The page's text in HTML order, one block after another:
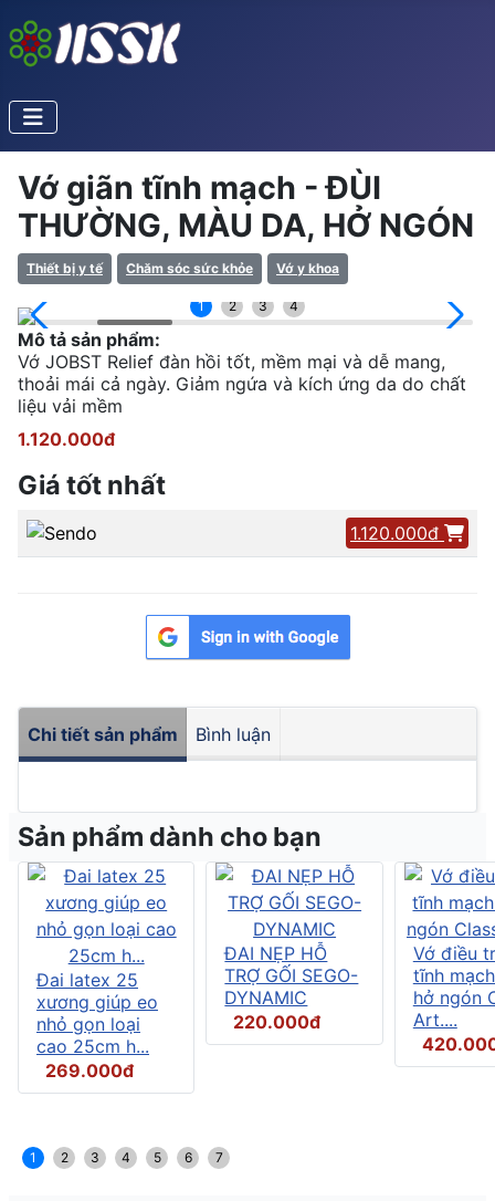
Vớ giãn tĩnh mạch - ĐÙI
THƯỜNG, MÀU DA, HỞ NGÓN
Thiết bị y tế Chăm sóc sức khỏe Vớ y khoa
1 2 3 4
Mô tả sản phẩm:
Vớ JOBST Relief đàn hồi tốt, mềm mại và dễ mang,
thoải mái cả ngày. Giảm ngứa và kích ứng da do chất
liệu vải mềm
1.120.000đ
Giá tốt nhất
1.120.000đ
Chi tiết sản phẩm Bình luận
Sản phẩm dành cho bạn
Đai latex 25
xương giúp eo
nhỏ gọn loại
cao 25cm h...
269.000đ
ĐAI NẸP HỖ
TRỢ GỐI SEGO-
DYNAMIC
220.000đ
Vớ điều
tĩnh
hở ngón
Art....
1 2 3 4 5 6 7